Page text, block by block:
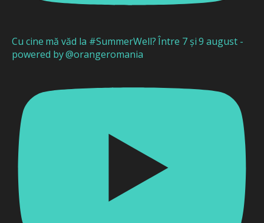
Cu cine mă văd la #SummerWell? Între 7 și 9 august -
powered by @orangeromania